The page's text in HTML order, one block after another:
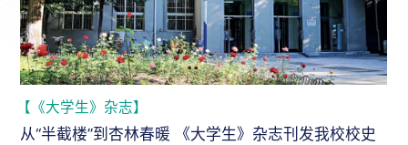
【新华社】
新华社：坚守人民至上，为“健康中国”建设持续输出首